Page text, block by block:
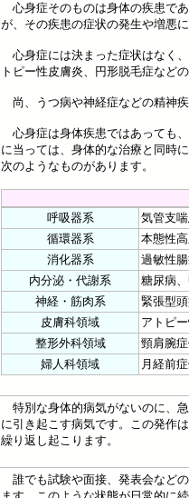
心身症そのものは身体の疾患で
が、その疾患の症状の発生や増悪
心身症には決まった症状はなく
トピー性皮膚炎、円形脱毛症など
尚、うつ病や神経症などの精神
心身症は身体疾患ではあっても
に当っては、身体的な治療と同時
次のようなものがあります。
呼吸器系
気管支
循環器系
本態性
消化器系
過敏性
内分泌・代謝系
糖尿病
神経・筋肉系
緊張型
皮膚科領域
アトピ
整形外科領域
頸肩腕
婦人科領域
月経前
特別な身体的病気がないのに、
に引き起こす病気です。この発作
繰り返し起こります。
誰でも試験や面接、発表会など